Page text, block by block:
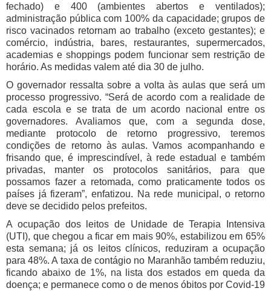
fechado) e 400 (ambientes abertos e ventilados);
administração pública com 100% da capacidade; grupos de
risco vacinados retornam ao trabalho (exceto gestantes); e
comércio, indústria, bares, restaurantes, supermercados,
academias e shoppings podem funcionar sem restrição de
horário. As medidas valem até dia 30 de julho.
O governador ressalta sobre a volta às aulas que será um
processo progressivo. “Será de acordo com a realidade de
cada escola e se trata de um acordo nacional entre os
governadores. Avaliamos que, com a segunda dose,
mediante protocolo de retorno progressivo, teremos
condições de retorno às aulas. Vamos acompanhando e
frisando que, é imprescindível, à rede estadual e também
privadas, manter os protocolos sanitários, para que
possamos fazer a retomada, como praticamente todos os
países já fizeram”, enfatizou. Na rede municipal, o retorno
deve se decidido pelos prefeitos.
A ocupação dos leitos de Unidade de Terapia Intensiva
(UTI), que chegou a ficar em mais 90%, estabilizou em 65%
esta semana; já os leitos clínicos, reduziram a ocupação
para 48%. A taxa de contágio no Maranhão também reduziu,
ficando abaixo de 1%, na lista dos estados em queda da
doença; e permanece como o de menos óbitos por Covid-19